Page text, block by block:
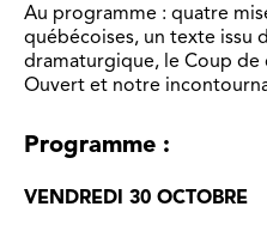
Au programme : quatre
québécoises, un texte issu
dramaturgique, le Coup
Ouvert et notre
Programme :
VENDREDI 30 OCTOBRE